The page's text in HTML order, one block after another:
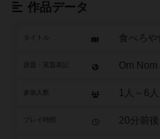
作品データ
タイトル 食べろや
Om Nom
参加人数 1人～6人
20分前後